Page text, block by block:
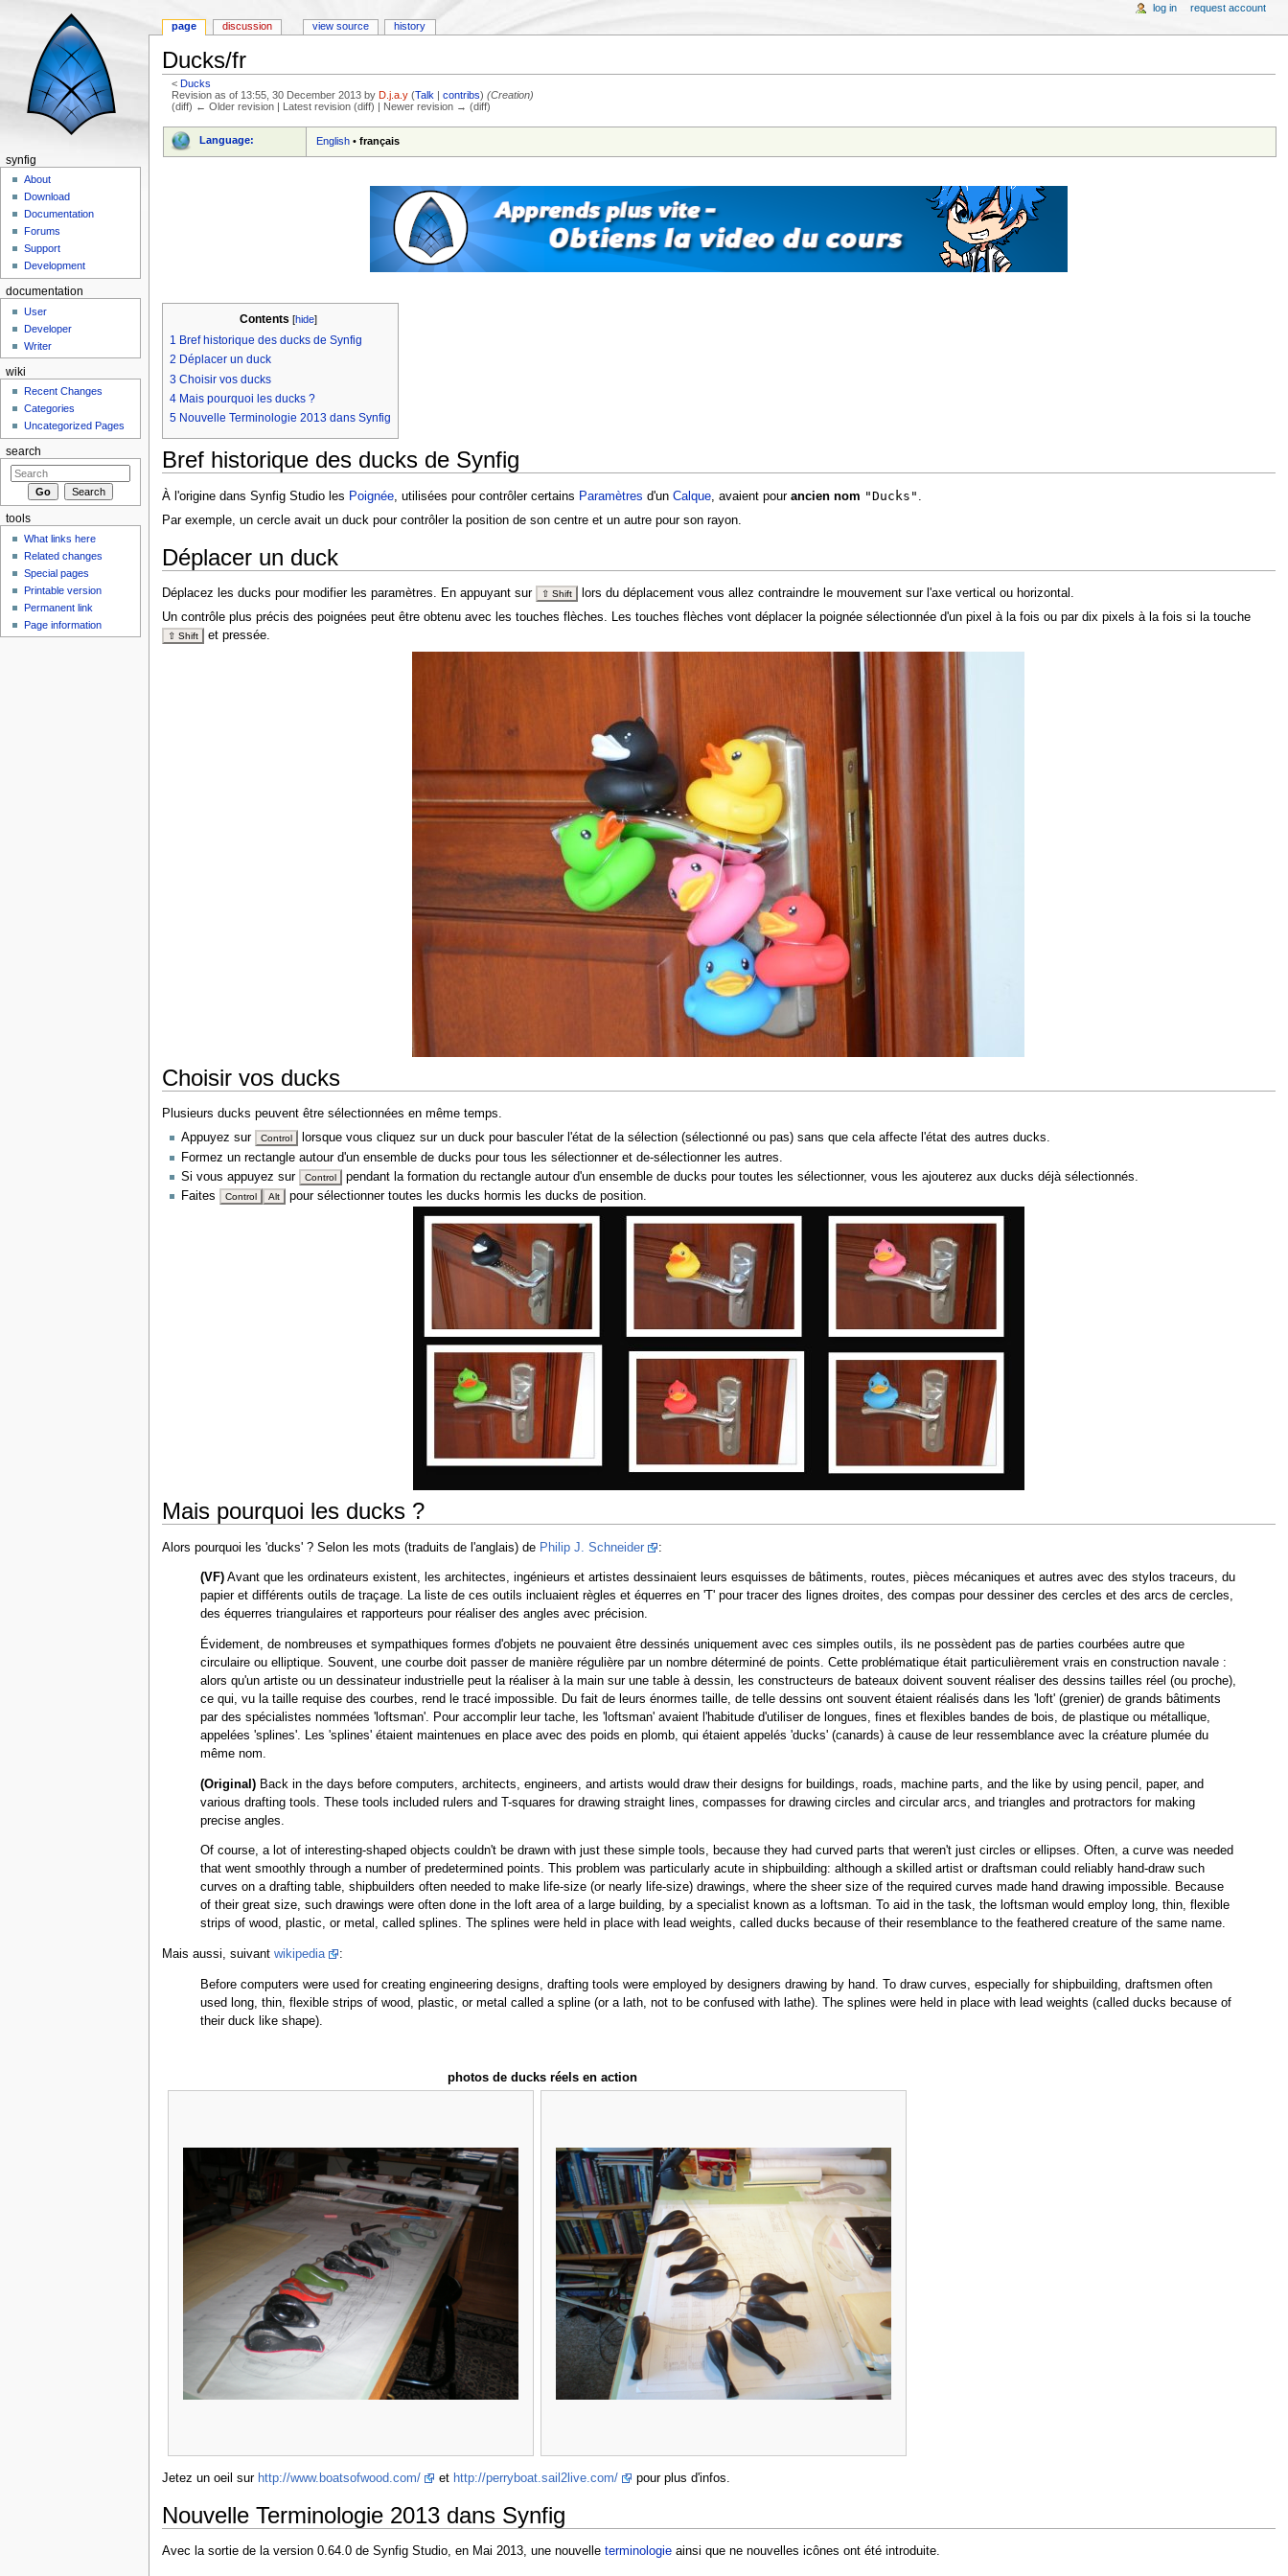
Ducks/fr
<Ducks
Revision as of 13:55, 30 December 2013 byD.j.a.y (Talk |contribs) (Creation)
(diff) ← Older revision | Latest revision (diff) | Newer revision → (diff)
Language: English •français
Contents [hide]
1 Bref historique des ducks de Synfig
2 Déplacer un duck
3 Choisir vos ducks
4 Mais pourquoi les ducks ?
5 Nouvelle Terminologie 2013 dans Synfig
Bref historique des ducks de Synfig
À l'origine dans Synfig Studio les Poignée, utilisées pour contrôler certains Paramètres d'un Calque, avaient pour ancien nom "Ducks" .
Par exemple, un cercle avait un duck pour contrôler la position de son centre et un autre pour son rayon.
Déplacer un duck
Déplacez les ducks pour modifier les paramètres. En appuyant sur ⇧ Shift
lors du déplacement vous allez contraindre le mouvement sur l'axe vertical ou horizontal.
Un contrôle plus précis des poignées peut être obtenu avec les touches flèches. Les touches flèches vont déplacer la poignée sélectionnée d'un pixel à la fois ou par dix pixels à la fois si la touche
⇧ Shift et pressée.
Choisir vos ducks
Plusieurs ducks peuvent être sélectionnées en même temps.
Appuyez sur
Control
lorsque vous cliquez sur un duck pour basculer l'état de la sélection (sélectionné ou pas) sans que cela affecte l'état des autres ducks.
Formez un rectangle autour d'un ensemble de ducks pour tous les sélectionner et de-sélectionner les autres.
Si vous appuyez sur
Control
pendant la formation du rectangle autour d'un ensemble de ducks pour toutes les sélectionner, vous les ajouterez aux ducks déjà sélectionnés.
Faites
Control Alt pour sélectionner toutes les ducks hormis les ducks de position.
Mais pourquoi les ducks ?
Alors pourquoi les 'ducks' ? Selon les mots (traduits de l'anglais) de Philip J. Schneider :
(VF)Avant que les ordinateurs existent, les architectes, ingénieurs et artistes dessinaient leurs esquisses de bâtiments, routes, pièces mécaniques et autres avec des stylos traceurs, du
papier et différents outils de traçage. La liste de ces outils incluaient règles et équerres en 'T' pour tracer des lignes droites, des compas pour dessiner des cercles et des arcs de cercles,
des équerres triangulaires et rapporteurs pour réaliser des angles avec précision.
Évidement, de nombreuses et sympathiques formes d'objets ne pouvaient être dessinés uniquement avec ces simples outils, ils ne possèdent pas de parties courbées autre que
circulaire ou elliptique. Souvent, une courbe doit passer de manière régulière par un nombre déterminé de points. Cette problématique était particulièrement vrais en construction navale :
alors qu'un artiste ou un dessinateur industrielle peut la réaliser à la main sur une table à dessin, les constructeurs de bateaux doivent souvent réaliser des dessins tailles réel (ou proche),
ce qui, vu la taille requise des courbes, rend le tracé impossible. Du fait de leurs énormes taille, de telle dessins ont souvent étaient réalisés dans les 'loft' (grenier) de grands bâtiments
par des spécialistes nommées 'loftsman'. Pour accomplir leur tache, les 'loftsman' avaient l'habitude d'utiliser de longues, fines et flexibles bandes de bois, de plastique ou métallique,
appelées 'splines'. Les 'splines' étaient maintenues en place avec des poids en plomb, qui étaient appelés 'ducks' (canards) à cause de leur ressemblance avec la créature plumée du
même nom.
(Original)Back in the days before computers, architects, engineers, and artists would draw their designs for buildings, roads, machine parts, and the like by using pencil, paper, and
various drafting tools. These tools included rulers and T-squares for drawing straight lines, compasses for drawing circles and circular arcs, and triangles and protractors for making
precise angles.
Of course, a lot of interesting-shaped objects couldn't be drawn with just these simple tools, because they had curved parts that weren't just circles or ellipses. Often, a curve was needed
that went smoothly through a number of predetermined points. This problem was particularly acute in shipbuilding: although a skilled artist or draftsman could reliably hand-draw such
curves on a drafting table, shipbuilders often needed to make life-size (or nearly life-size) drawings, where the sheer size of the required curves made hand drawing impossible. Because
of their great size, such drawings were often done in the loft area of a large building, by a specialist known as a loftsman. To aid in the task, the loftsman would employ long, thin, flexible
strips of wood, plastic, or metal, called splines. The splines were held in place with lead weights, called ducks because of their resemblance to the feathered creature of the same name.
Mais aussi, suivant wikipedia :
Before computers were used for creating engineering designs, drafting tools were employed by designers drawing by hand. To draw curves, especially for shipbuilding, draftsmen often
used long, thin, flexible strips of wood, plastic, or metal called a spline (or a lath, not to be confused with lathe). The splines were held in place with lead weights (called ducks because of
their duck like shape).
photos de ducks réels en action
Jetez un oeil sur http://www.boatsofwood.com/ et http://perryboat.sail2live.com/ pour plus d'infos.
Nouvelle Terminologie 2013 dans Synfig
Avec la sortie de la version 0.64.0 de Synfig Studio, en Mai 2013, une nouvelle terminologieainsi que ne nouvelles icônes ont été introduite.
page discussion view source history
log in request account
synfig
About
Download
Documentation
Forums
Support
Development
documentation
User
Developer
Writer
wiki
Recent Changes
Categories
Uncategorized Pages
search
tools
What links here
Related changes
Special pages
Printable version
Permanent link
Page information